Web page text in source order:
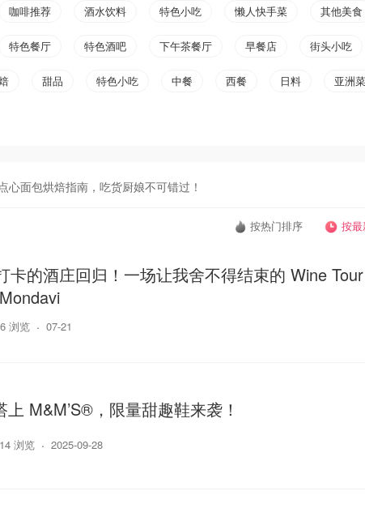
咖啡推荐 酒水饮料 特色小吃 懒人快手菜 其他美食
特色餐厅 特色酒吧 下午茶餐厅 早餐店 街头小吃
甜品 特色小吃 中餐 西餐 日料 亚洲菜
面包烘焙指南，吃货厨娘不可错过！
按热门排序 按
卡的酒庄回归！一场让我舍不得结束的 Wine
浏览 07-21
M&M’S®，限量甜趣鞋来袭！
浏览 2025-09-28